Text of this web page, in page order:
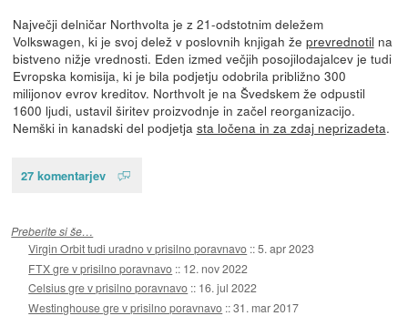
Največji delničar Northvolta je z 21-odstotnim deležem
Volkswagen, ki je svoj delež v poslovnih knjigah že prevrednotil na
bistveno nižje vrednosti. Eden izmed večjih posojilodajalcev je tudi
Evropska komisija, ki je bila podjetju odobrila približno 300
milijonov evrov kreditov. Northvolt je na Švedskem že odpustil
1600 ljudi, ustavil širitev proizvodnje in začel reorganizacijo.
Nemški in kanadski del podjetja sta ločena in za zdaj neprizadeta.
27 komentarjev
Preberite si še…
Virgin Orbit tudi uradno v prisilno poravnavo ::5. apr 2023
FTX gre v prisilno poravnavo :: 12. nov 2022
Celsius gre v prisilno poravnavo :: 16. jul 2022
Westinghouse gre v prisilno poravnavo ::31. mar 2017